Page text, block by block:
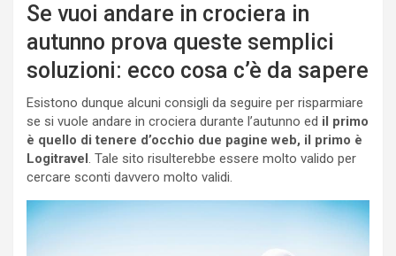
Se vuoi andare in crociera in
autunno prova queste semplici
soluzioni: ecco cosa c’è da sapere
Esistono dunque alcuni consigli da seguire per risparmiare
se si vuole andare in crociera durante l’autunno ed il primo
è quello di tenere d’occhio due pagine web, il primo è
Logitravel . Tale sito risulterebbe essere molto valido per
cercare sconti davvero molto validi.